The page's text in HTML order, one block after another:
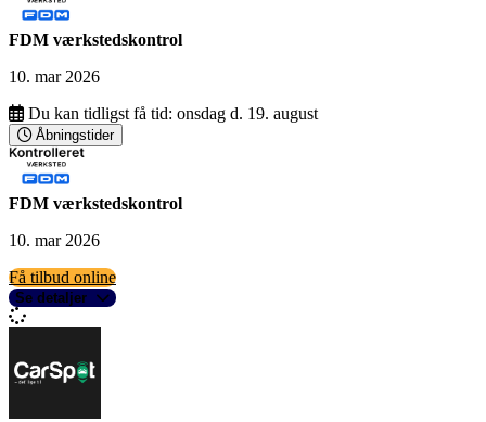
FDM værkstedskontrol
10. mar 2026
Du kan tidligst få tid: onsdag d. 19. august
Åbningstider
FDM værkstedskontrol
10. mar 2026
Få tilbud online
Se detaljer